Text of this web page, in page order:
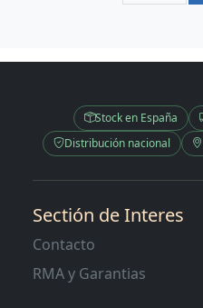
Stock en España
Distribución nacional
Sectión de Interes
Contacto
RMA y Garantias